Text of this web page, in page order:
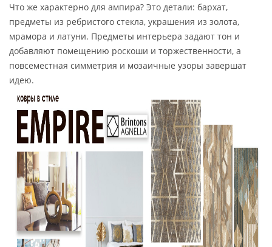
Что же характерно для ампира? Это детали: бархат,
предметы из ребристого стекла, украшения из золота,
мрамора и латуни. Предметы интерьера задают тон и
добавляют помещению роскоши и торжественности, а
повсеместная симметрия и мозаичные узоры завершат
идею.